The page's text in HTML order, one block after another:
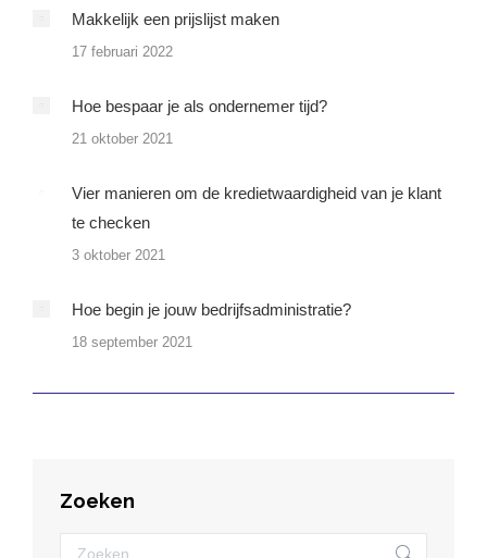
Makkelijk een prijslijst maken
17 februari 2022
Hoe bespaar je als ondernemer tijd?
21 oktober 2021
Vier manieren om de kredietwaardigheid van je klant
te checken
3 oktober 2021
Hoe begin je jouw bedrijfsadministratie?
18 september 2021
Zoeken
Zoeken: